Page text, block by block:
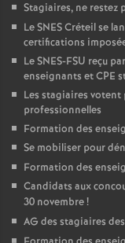
Stagiaires, ne restez
LeSNESCréteil se
certifications
LeSNES-FSU reçu
enseignants etCPE
Les stagiaires
professionnelles
Formation des
Se mobiliser pour
Formation des
Candidats aux
30 novembre!
AG des stagiaires